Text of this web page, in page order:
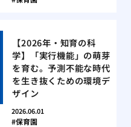
【2026年・知育の科
学】「実行機能」の萌芽
を育む。予測不能な時代
を生き抜くための環境デ
ザイン
2026.06.01
保育園